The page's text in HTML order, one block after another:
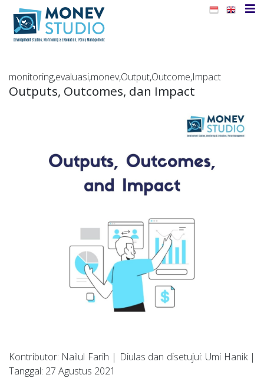
monitoring,evaluasi,monev,Output,Outcome,Impact
Outputs, Outcomes, dan Impact
Kontributor: Nailul Farih | Diulas dan disetujui: Umi Hanik |
Tanggal: 27 Agustus 2021